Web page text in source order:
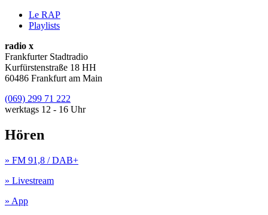
Le RAP
Playlists
radio x
Frankfurter Stadtradio
Kurfürstenstraße 18 HH
60486 Frankfurt am Main
(069) 299 71 222
werktags 12 - 16 Uhr
Hören
» FM 91,8 / DAB+
» Livestream
» App